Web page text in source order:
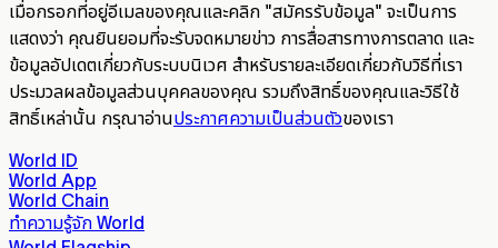
เมื่อกรอกที่อยู่อีเมลของคุณและคลิก "สมัครรับข้อมูล" จะเป็นการ
แสดงว่า คุณยินยอมที่จะรับจดหมายข่าว การสื่อสารทางการตลาด และ
ข้อมูลอัปเดตเกี่ยวกับระบบนิเวศ สำหรับรายละเอียดเกี่ยวกับวิธีที่เรา
ประมวลผลข้อมูลส่วนบุคคลของคุณ รวมถึงสิทธิ์ของคุณและวิธีใช้
สิทธิ์เหล่านั้น กรุณาอ่านประกาศความเป็นส่วนตัวของเรา
World ID
World App
World Chain
ทำความรู้จัก World